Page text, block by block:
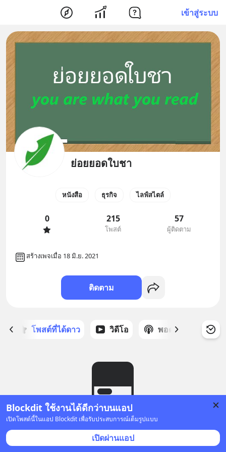
เข้าสู่ระบบ
Blockdit ใช้งานได้ดีกว่าบนแอป
เปิดโพสต์นี้ในแอป Blockdit เพื่อรับประสบการณ์เต็มรูปแบบ
เปิดผ่านแอป
ย่อยยอดใบชา
หนังสือ ธุรกิจ ไลฟ์สไตล์
0 215
โพสต์
57
ผู้ติดตาม
สร้างเพจเมื่อ 18 มิ.ย. 2021
ติดตาม
โพสต์ที่ได้ดาว วิดีโอ พอดแคสต์
ยังไม่มีโพสต์